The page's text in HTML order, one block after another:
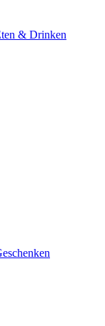
& Drinken